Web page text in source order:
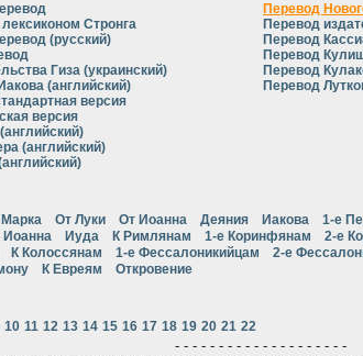
Стронга
(русский)
Гиза (украинский)
(английский)
версия
версия
(английский)
Перевод
Перевод
Перевод
Перевод
Перевод
Перевод
От Луки От Иоанна Деяния Иакова 1-е
Иоанна Иуда К Римлянам 1-е Коринфянам 2-е
К Колоссянам 1-е Фессалоникийцам 2-е
К Евреям Откровение
10 11 12 13 14 15 16 17 18 19 20 21 22
- - - - - - - - - - - - - - - - - - - -